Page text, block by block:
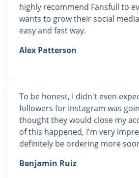
highly recommend Fansfull to
wants to grow their social
easy and fast way.
Alex Patterson
To be honest, I didn't even
followers for Instagram was
thought they would close my
of this happened, I'm very
definitely be ordering more
Benjamin Ruiz